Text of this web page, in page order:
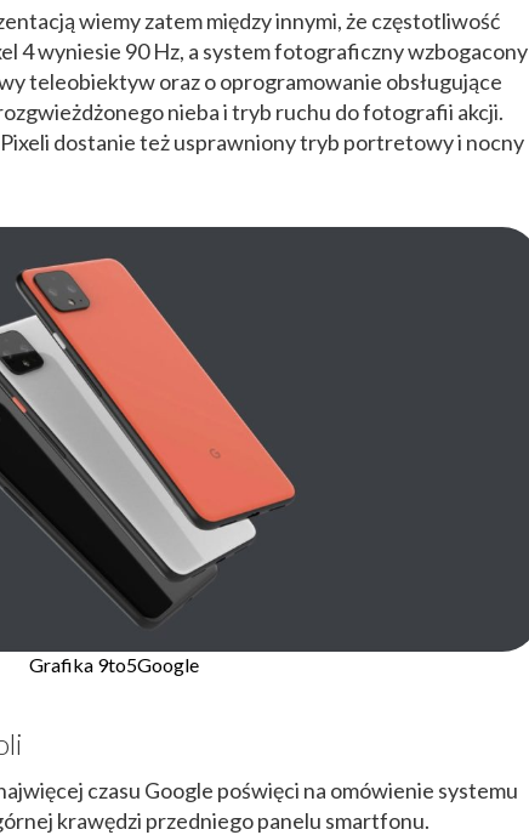
wiemy zatem między innymi, że częstotliwość
4 wyniesie 90 Hz, a system fotograficzny wzbogacony
teleobiektyw oraz o oprogramowanie obsługujące
nieba i tryb ruchu do fotografii akcji.
dostanie też usprawniony tryb portretowy i nocny
Grafika 9to5Google
czasu Google poświęci na omówienie systemu
krawędzi przedniego panelu smartfonu.